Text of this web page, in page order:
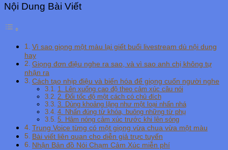
Nội Dung Bài Viết
Vì sao giọng một màu lại giết buổi livestream dù nội dung
hay
Giọng đơn điệu nghe ra sao, và vì sao anh chị không tự
nhận ra
Cách tạo nhịp điệu và biến hóa để giọng cuốn người nghe
1. Lên xuống cao độ theo cảm xúc câu nói
2. Đổi tốc độ một cách có chủ đích
3. Dùng khoảng lặng như một loại nhấn nhá
4. Nhấn đúng từ khóa, buông những từ phụ
5. Hâm nóng cảm xúc trước khi lên sóng
Trung Voice từng có một giọng vừa chua vừa một màu
Bài viết liên quan cho diễn giả trực tuyến
Nhận Bản đồ Nói Chạm Cảm Xúc miễn phí